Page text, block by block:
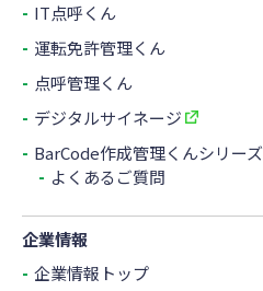
IT点呼くん
運転免許管理くん
点呼管理くん
デジタルサイネージ
BarCode作成管理くんシリーズ
よくあるご質問
企業情報
企業情報トップ